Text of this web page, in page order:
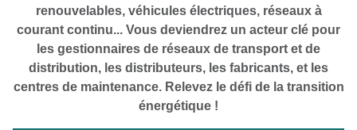
renouvelables, véhicules électriques, réseaux à
courant continu... Vous deviendrez un acteur clé pour
les gestionnaires de réseaux de transport et de
distribution, les distributeurs, les fabricants, et les
centres de maintenance. Relevez le défi de la transition
énergétique !